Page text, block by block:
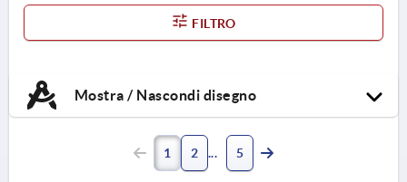
FILTRO
Mostra / Nascondi disegno
1 2 5